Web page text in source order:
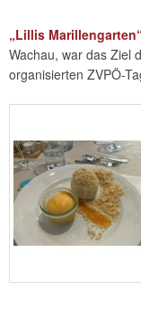
„Lillis Marillengarten“
Wachau, war das Ziel
organisierten ZVPÖ-